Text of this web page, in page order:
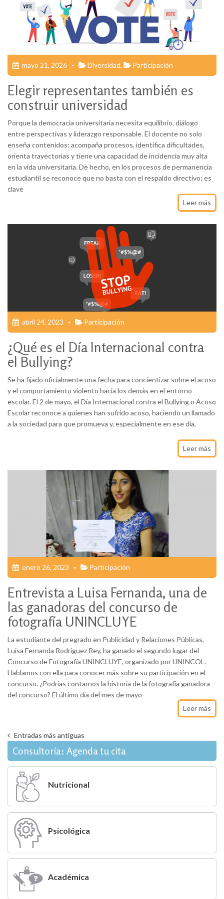
mayo 21, 2026 Diversidad, Participación
Elegir representantes también es
construir universidad
Porque la democracia universitaria necesita equilibrio, diálogo
entre perspectivas y liderazgo responsable. El docente no solo
enseña contenidos: acompaña procesos, identifica dificultades,
orienta trayectorias y tiene una capacidad de incidencia muy alta
en la vida universitaria. De hecho, en los procesos de permanencia
estudiantil se reconoce que no basta con el respaldo directivo; es
clave
Leer más
abril 24, 2023 Participación
¿Qué es el Día Internacional contra
el Bullying?
Se ha fijado oficialmente una fecha para concientizar sobre el acoso
y el comportamiento violento hacia los demás en el entorno
escolar. El 2 de mayo, el Día Internacional contra el Bullying o Acoso
Escolar reconoce a quienes han sufrido acoso, haciendo un llamado
a la sociedad para que promueva y, especialmente en ese día,
Leer más
enero 26, 2023 Participación
Entrevista a Luisa Fernanda, una de
las ganadoras del concurso de
fotografía UNINCLUYE
La estudiante del pregrado en Publicidad y Relaciones Públicas,
Luisa Fernanda Rodríguez Rey, ha ganado el segundo lugar del
Concurso de Fotografía UNINCLUYE, organizado por UNINCOL.
Hablamos con ella para conocer más sobre su participación en el
concurso. ¿Podrías contarnos la historia de la fotografía ganadora
del concurso? El último día del mes de mayo
Leer más
Entradas más antiguas
Consultoría: Agenda tu cita
Nutricional
Psicológica
Académica